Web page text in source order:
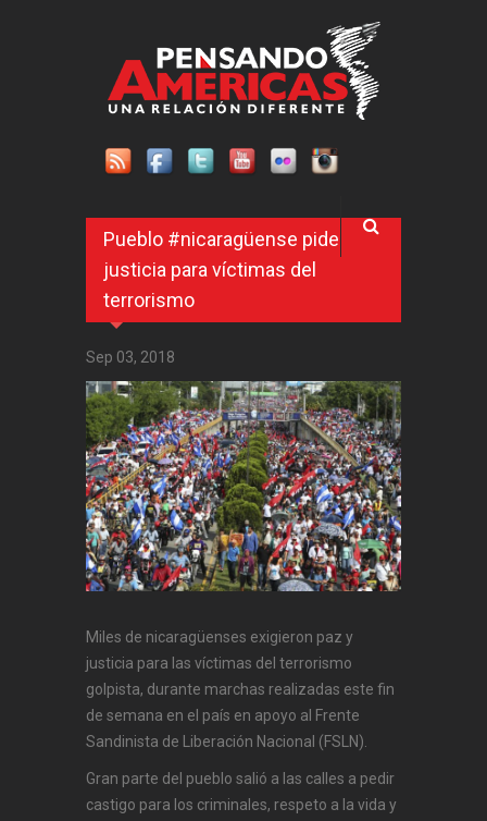
Pueblo #nicaragüense pide
justicia para víctimas del
terrorismo
Sep 03, 2018
Miles de nicaragüenses exigieron paz y
justicia para las víctimas del terrorismo
golpista, durante marchas realizadas este fin
de semana en el país en apoyo al Frente
Sandinista de Liberación Nacional (FSLN).
Gran parte del pueblo salió a las calles a pedir
castigo para los criminales, respeto a la vida y